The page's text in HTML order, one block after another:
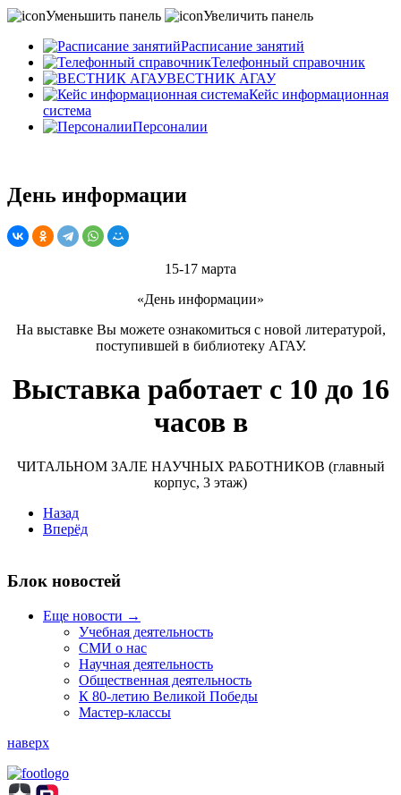
Уменьшить панель
Увеличить панель
Расписание занятий
Телефонный справочник
ВЕСТНИК АГАУ
Кейс информационная
система
Персоналии
День информации
15-17 марта
«День информации»
На выставке Вы можете ознакомиться с новой литературой,
поступившей в библиотеку АГАУ.
Выставка работает с 10 до 16
часов в
ЧИТАЛЬНОМ ЗАЛЕ НАУЧНЫХ РАБОТНИКОВ (главный
корпус, 3 этаж)
Назад
Вперёд
Блок новостей
Еще новости →
Учебная деятельность
СМИ о нас
Научная деятельность
Общественная деятельность
К 80-летию Великой Победы
Мастер-классы
наверх